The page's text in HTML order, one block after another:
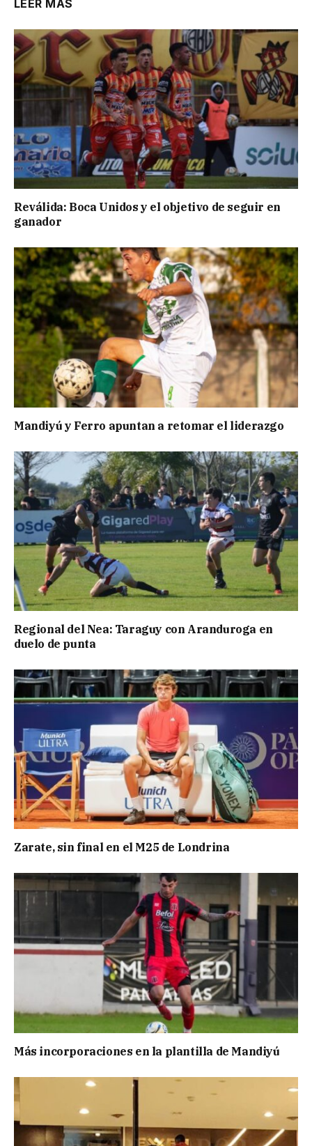
LEER MÁS
Reválida: Boca Unidos y el objetivo de seguir en
ganador
Mandiyú y Ferro apuntan a retomar el liderazgo
Regional del Nea: Taraguy con Aranduroga en
duelo de punta
Zarate, sin final en el M25 de Londrina
Más incorporaciones en la plantilla de Mandiyú